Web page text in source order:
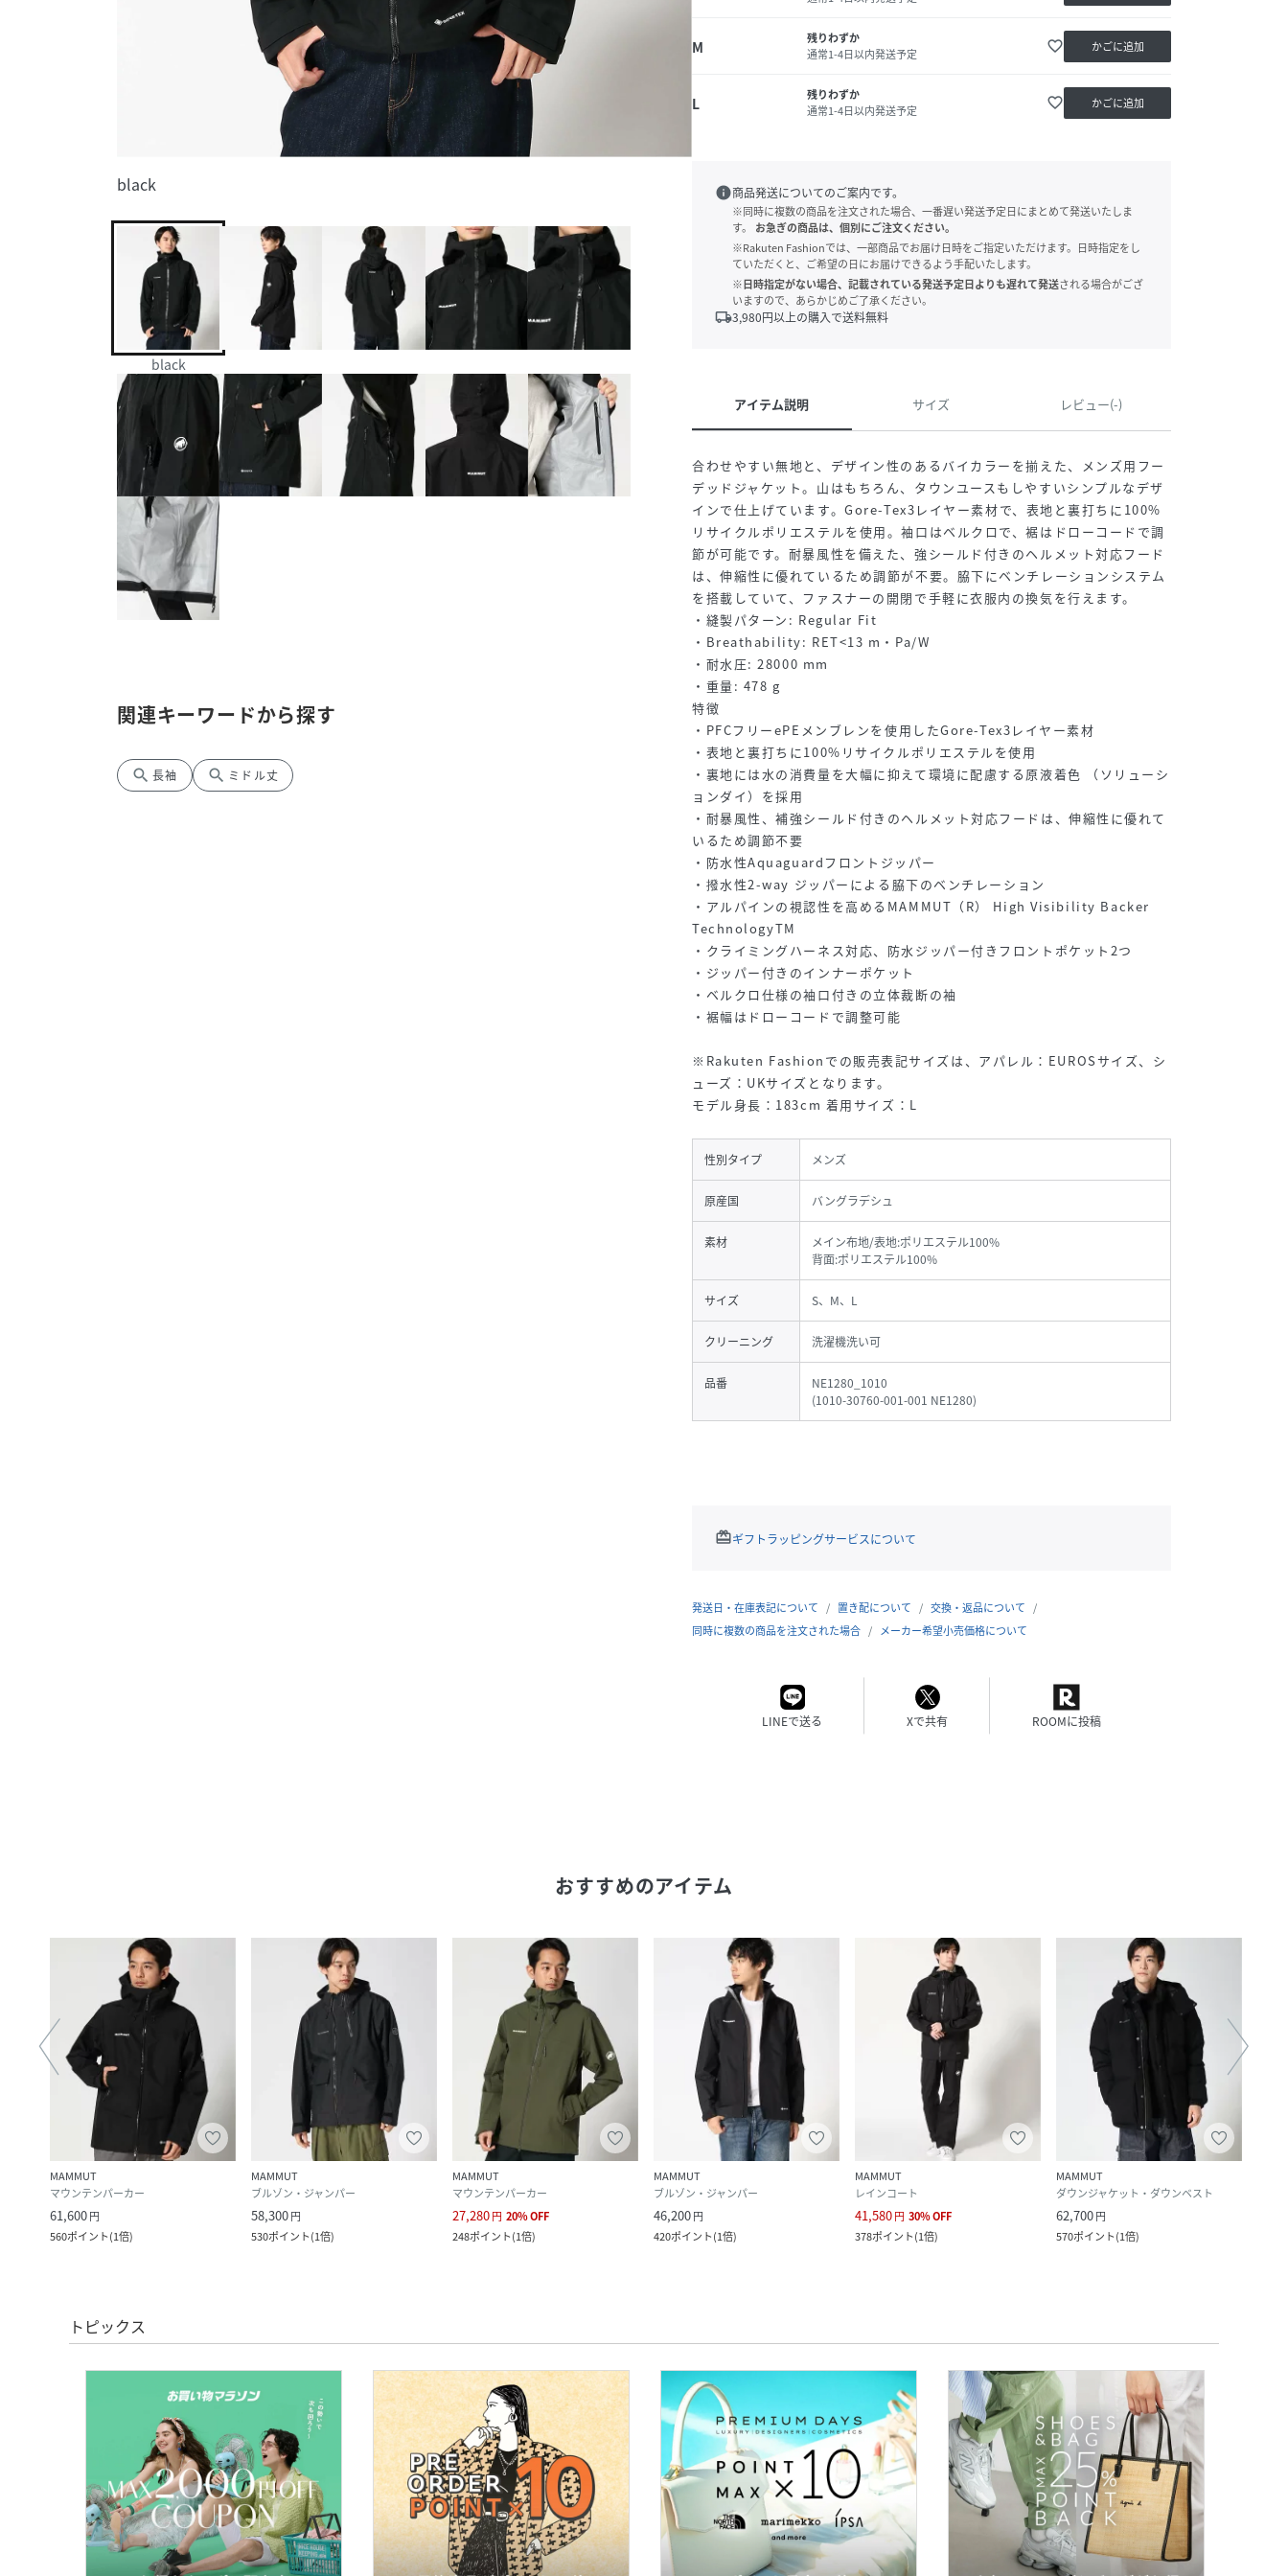
black
black
関連キーワードから探す
search 長袖 search ミドル丈
M
残りわずか
通常1-4日以内発送予定
favorite_border かごに追加
L
残りわずか
通常1-4日以内発送予定
favorite_border かごに追加
info商品発送についてのご案内です。
※同時に複数の商品を注文された場合、一番遅い発送予定日にまとめて発送いたしま
す。
お急ぎの商品は、個別にご注文ください。
※Rakuten Fashionでは、一部商品でお届け日時をご指定いただけます。日時指定をし
ていただくと、ご希望の日にお届けできるよう手配いたします。
※日時指定がない場合、記載されている発送予定日よりも遅れて発送される場合がござ
いますので、あらかじめご了承ください。
local_shipping3,980円以上の購入で送料無料
アイテム説明 サイズ レビュー(-)
合わせやすい無地と、デザイン性のあるバイカラーを揃えた、メンズ用フー
デッドジャケット。山はもちろん、タウンユースもしやすいシンプルなデザ
インで仕上げています。Gore-Tex3レイヤー素材で、表地と裏打ちに100%
リサイクルポリエステルを使用。袖口はベルクロで、裾はドローコードで調
節が可能です。耐暴風性を備えた、強シールド付きのヘルメット対応フード
は、伸縮性に優れているため調節が不要。脇下にベンチレーションシステム
を搭載していて、ファスナーの開閉で手軽に衣服内の換気を行えます。
・縫製パターン: Regular Fit
・Breathability: RET<13 m・Pa/W
・耐水圧: 28000 mm
・重量: 478 g
特徴
・PFCフリーePEメンブレンを使用したGore-Tex3レイヤー素材
・表地と裏打ちに100%リサイクルポリエステルを使用
・裏地には水の消費量を大幅に抑えて環境に配慮する原液着色 （ソリューシ
ョンダイ）を採用
・耐暴風性、補強シールド付きのヘルメット対応フードは、伸縮性に優れて
いるため調節不要
・防水性Aquaguardフロントジッパー
・撥水性2-way ジッパーによる脇下のベンチレーション
・アルパインの視認性を高めるMAMMUT（R） High Visibility Backer
TechnologyTM
・クライミングハーネス対応、防水ジッパー付きフロントポケット2つ
・ジッパー付きのインナーポケット
・ベルクロ仕様の袖口付きの立体裁断の袖
・裾幅はドローコードで調整可能
※Rakuten Fashionでの販売表記サイズは、アパレル：EUROSサイズ、シ
ューズ：UKサイズとなります。
モデル身長：183cm 着用サイズ：L
性別タイプ メンズ
原産国 バングラデシュ
素材
メイン布地/表地:ポリエステル100%
背面:ポリエステル100%
サイズ S、M、L
クリーニング 洗濯機洗い可
品番
NE1280_1010
(1010-30760-001-001 NE1280)
redeemギフトラッピングサービスについて
発送日・在庫表記について 置き配について
交換・返品について
同時に複数の商品を注文された場合
メーカー希望小売価格について
LINEで送る Xで共有 ROOMに投稿
おすすめのアイテム
MAMMUT
マウンテンパーカー
61,600円
560ポイント(1倍)
MAMMUT
ブルゾン・ジャンパー
58,300円
530ポイント(1倍)
MAMMUT
マウンテンパーカー
27,280円 20%OFF
248ポイント(1倍)
MAMMUT
ブルゾン・ジャンパー
46,200円
420ポイント(1倍)
MAMMUT
レインコート
41,580円 30%OFF
378ポイント(1倍)
MAMMUT
ダウンジャケット・ダウンベスト
62,700円
570ポイント(1倍)
トピックス